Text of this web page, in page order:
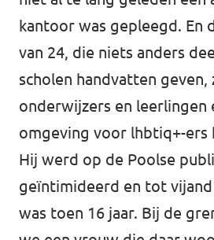
kantoor was gepleegd. En
van 24, die niets anders
scholen handvatten geven,
onderwijzers en leerlingen
omgeving voor lhbtiq+-ers
Hij werd op de Poolse
geïntimideerd en tot
was toen 16 jaar. Bij de